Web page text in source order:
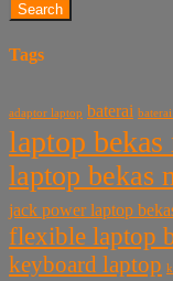
Search
Tags
adaptor laptop baterai baterai
laptop bekas
laptop bekas
jack power laptop
flexible laptop
keyboard laptop